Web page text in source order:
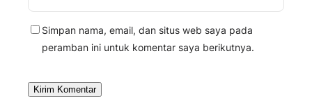
Simpan nama, email, dan situs web saya pada
peramban ini untuk komentar saya berikutnya.